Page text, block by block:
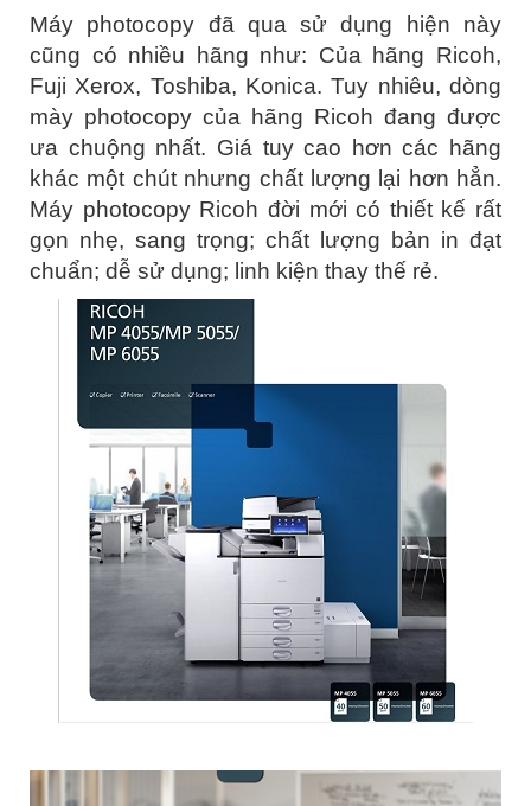
Máy photocopy đã qua sử dụng hiện này
cũng có nhiều hãng như: Của hãng Ricoh,
Fuji Xerox, Toshiba, Konica. Tuy nhiêu, dòng
mày photocopy của hãng Ricoh đang được
ưa chuộng nhất. Giá tuy cao hơn các hãng
khác một chút nhưng chất lượng lại hơn hẳn.
Máy photocopy Ricoh đời mới có thiết kế rất
gọn nhẹ, sang trọng; chất lượng bản in đạt
chuẩn; dễ sử dụng; linh kiện thay thế rẻ.